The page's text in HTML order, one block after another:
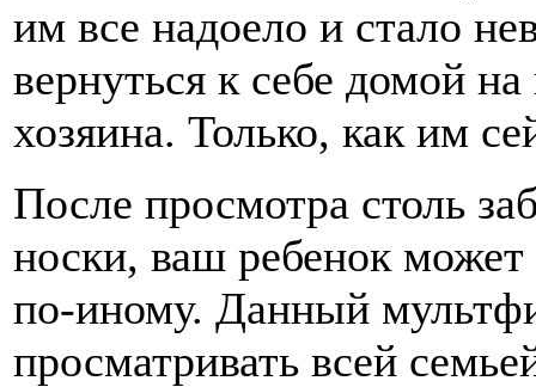
им все надоело и стало
вернуться к себе домой на
хозяина. Только, как им
После просмотра столь
носки, ваш ребенок
по-иному. Данный
просматривать всей